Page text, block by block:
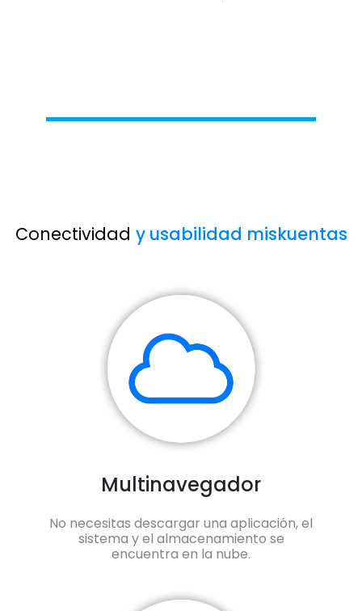
Conectividad y usabilidad miskuentas
Multinavegador
No necesitas descargar una aplicación, el
sistema y el almacenamiento se
encuentra en la nube.